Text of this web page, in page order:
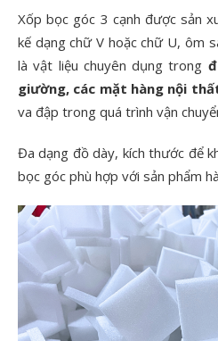
Xốp bọc góc 3 cạnh được sản
kế dạng chữ V hoặc chữ U, ôm
là vật liệu chuyên dụng trong
giường, các mặt hàng nội
va đập trong quá trình vận
Đa dạng đồ dày, kích thước để
bọc góc phù hợp với sản phẩm